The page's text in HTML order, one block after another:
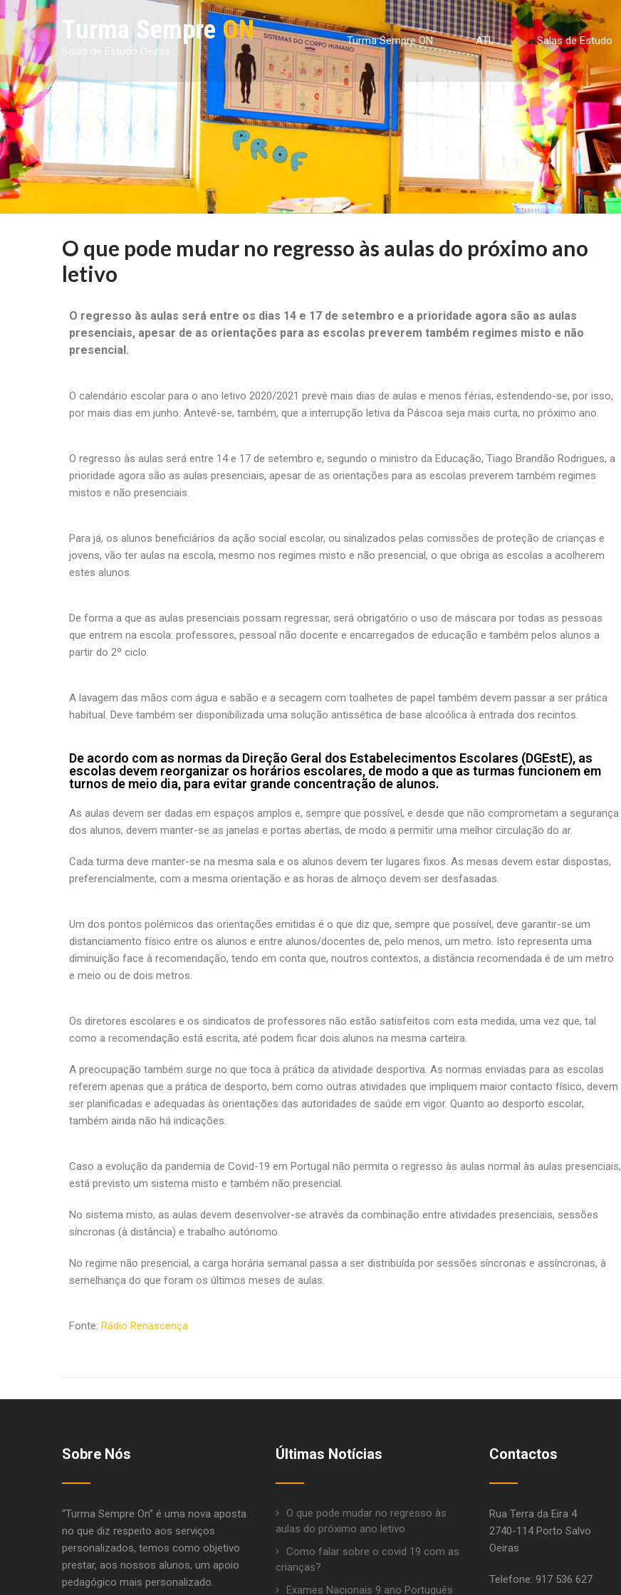
Turma Sempre ON
Salas de Estudo Oeiras
Turma Sempre ON ATL Salas de Estudo
O que pode mudar no regresso às aulas do próximo ano
letivo
O regresso às aulas será entre os dias 14 e 17 de setembro e a prioridade agora são as aulas
presenciais, apesar de as orientações para as escolas preverem também regimes misto e não
presencial.
O calendário escolar para o ano letivo 2020/2021 prevê mais dias de aulas e menos férias, estendendo-se, por isso,
por mais dias em junho. Antevê-se, também, que a interrupção letiva da Páscoa seja mais curta, no próximo ano.
O regresso às aulas será entre 14 e 17 de setembro e, segundo o ministro da Educação, Tiago Brandão Rodrigues, a
prioridade agora são as aulas presenciais, apesar de as orientações para as escolas preverem também regimes
mistos e não presenciais.
Para já, os alunos beneficiários da ação social escolar, ou sinalizados pelas comissões de proteção de crianças e
jovens, vão ter aulas na escola, mesmo nos regimes misto e não presencial, o que obriga as escolas a acolherem
estes alunos.
De forma a que as aulas presenciais possam regressar, será obrigatório o uso de máscara por todas as pessoas
que entrem na escola: professores, pessoal não docente e encarregados de educação e também pelos alunos a
partir do 2º ciclo.
A lavagem das mãos com água e sabão e a secagem com toalhetes de papel também devem passar a ser prática
habitual. Deve também ser disponibilizada uma solução antissética de base alcoólica à entrada dos recintos.
De acordo com as normas da Direção Geral dos Estabelecimentos Escolares (DGEstE), as
escolas devem reorganizar os horários escolares, de modo a que as turmas funcionem em
turnos de meio dia, para evitar grande concentração de alunos.
As aulas devem ser dadas em espaços amplos e, sempre que possível, e desde que não comprometam a segurança
dos alunos, devem manter-se as janelas e portas abertas, de modo a permitir uma melhor circulação do ar.
Cada turma deve manter-se na mesma sala e os alunos devem ter lugares fixos. As mesas devem estar dispostas,
preferencialmente, com a mesma orientação e as horas de almoço devem ser desfasadas.
Um dos pontos polémicos das orientações emitidas é o que diz que, sempre que possível, deve garantir-se um
distanciamento físico entre os alunos e entre alunos/docentes de, pelo menos, um metro. Isto representa uma
diminuição face à recomendação, tendo em conta que, noutros contextos, a distância recomendada é de um metro
e meio ou de dois metros.
Os diretores escolares e os sindicatos de professores não estão satisfeitos com esta medida, uma vez que, tal
como a recomendação está escrita, até podem ficar dois alunos na mesma carteira.
A preocupação também surge no que toca à prática da atividade desportiva. As normas enviadas para as escolas
referem apenas que a prática de desporto, bem como outras atividades que impliquem maior contacto físico, devem
ser planificadas e adequadas às orientações das autoridades de saúde em vigor. Quanto ao desporto escolar,
também ainda não há indicações.
Caso a evolução da pandemia de Covid-19 em Portugal não permita o regresso às aulas normal às aulas presenciais,
está previsto um sistema misto e também não presencial.
No sistema misto, as aulas devem desenvolver-se através da combinação entre atividades presenciais, sessões
síncronas (à distância) e trabalho autónomo.
No regime não presencial, a carga horária semanal passa a ser distribuída por sessões síncronas e assíncronas, à
semelhança do que foram os últimos meses de aulas.
Fonte: Rádio Renascença
Sobre Nós
“Turma Sempre On” é uma nova aposta
no que diz respeito aos serviços
personalizados, temos como objetivo
prestar, aos nossos alunos, um apoio
pedagógico mais personalizado.
Últimas Notícias
O que pode mudar no regresso às
aulas do próximo ano letivo
Como falar sobre o covid 19 com as
crianças?
Exames Nacionais 9 ano Português
Contactos
Rua Terra da Eira 4
2740-114 Porto Salvo
Oeiras
Telefone: 917 536 627